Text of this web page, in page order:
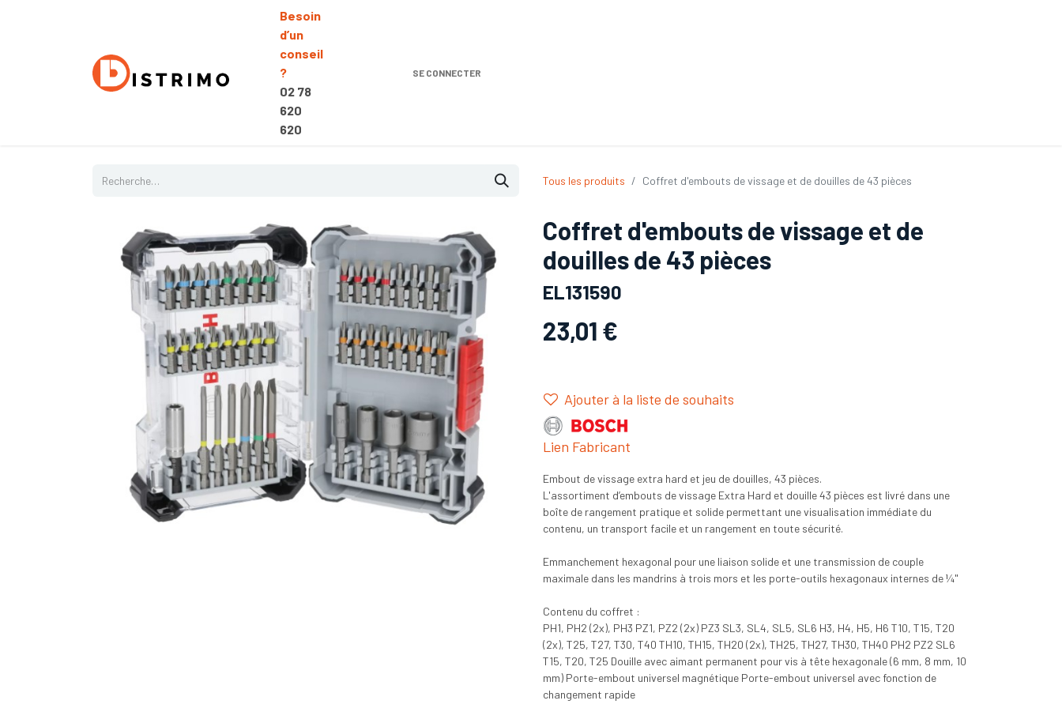
Besoin
d’un
conseil
?
02 78
620
620
SE CONNECTER
Tous les produits Coffret d'embouts de vissage et de douilles de 43 pièces
Coffret d'embouts de vissage et de
douilles de 43 pièces
EL131590
23,01 €
Ajouter à la liste de souhaits
Lien Fabricant
Embout de vissage extra hard et jeu de douilles, 43 pièces.
L'assortiment d’embouts de vissage Extra Hard et douille 43 pièces est livré dans une
boîte de rangement pratique et solide permettant une visualisation immédiate du
contenu, un transport facile et un rangement en toute sécurité.
Emmanchement hexagonal pour une liaison solide et une transmission de couple
maximale dans les mandrins à trois mors et les porte-outils hexagonaux internes de ¼"
Contenu du coffret :
PH1, PH2 (2x), PH3 PZ1, PZ2 (2x) PZ3 SL3, SL4, SL5, SL6 H3, H4, H5, H6 T10, T15, T20
(2x), T25, T27, T30, T40 TH10, TH15, TH20 (2x), TH25, TH27, TH30, TH40 PH2 PZ2 SL6
T15, T20, T25 Douille avec aimant permanent pour vis à tête hexagonale (6 mm, 8 mm, 10
mm) Porte-embout universel magnétique Porte-embout universel avec fonction de
changement rapide